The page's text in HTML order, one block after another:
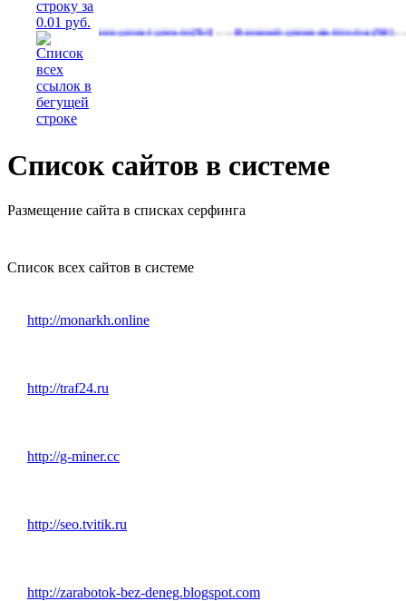
Расширение делает деньги(563)…Реальный денежный поток(592)…
Список сайтов в системе
Размещение сайта в списках серфинга
Список всех сайтов в системе
http://monarkh.online
http://traf24.ru
http://g-miner.cc
http://seo.tvitik.ru
http://zarabotok-bez-deneg.blogspot.com